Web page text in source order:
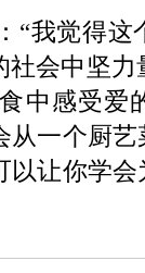
觉得这
会中坚力
中感受爱
从一个厨
让你学